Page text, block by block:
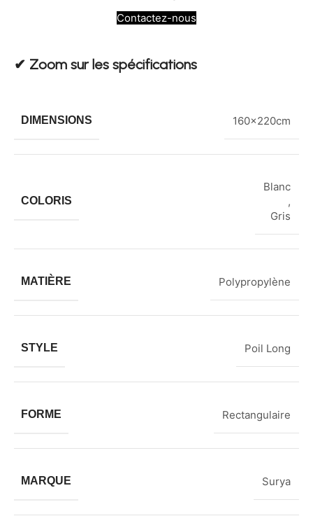
Contactez-nous
✔︎ Zoom sur les spécifications
DIMENSIONS 160x220cm
COLORIS
Blanc
,
Gris
MATIÈRE Polypropylène
STYLE Poil Long
FORME Rectangulaire
MARQUE Surya